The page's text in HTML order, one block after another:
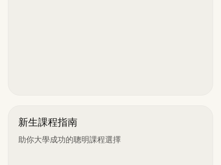
新生課程指南
助你大學成功的聰明課程選擇